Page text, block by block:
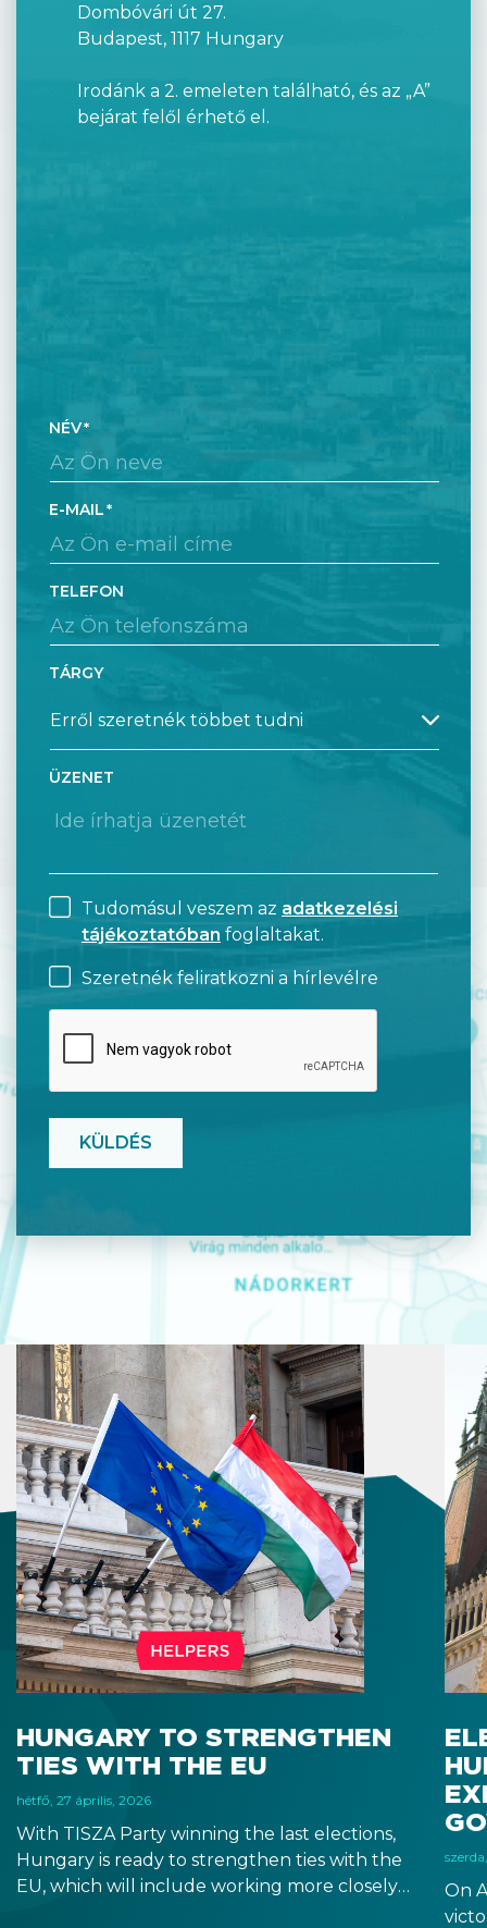
HUNGARY TO STRENGTHEN
TIES WITH THE EU
hétfő, 27 április, 2026
With TISZA Party winning the last elections,
Hungary is ready to strengthen ties with the
EU, which will include working more closely
On
Dombóvári út 27.
Budapest, 1117 Hungary
Irodánk a 2. emeleten található, és az „A”
bejárat felől érhető el.
NÉV
E-MAIL
TELEFON
TÁRGY
ÜZENET
Tudomásul veszem az adatkezelési
tájékoztatóban foglaltakat.
Szeretnék feliratkozni a hírlevélre
CAPTCHA